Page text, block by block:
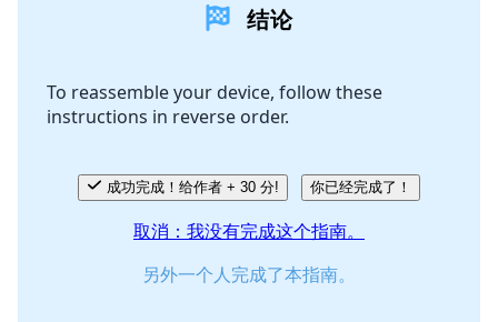
结论
To reassemble your device, follow these
instructions in reverse order.
成功完成！给作者 + 30 分! 你已经完成了！
取消：我没有完成这个指南。
另外一个人完成了本指南。